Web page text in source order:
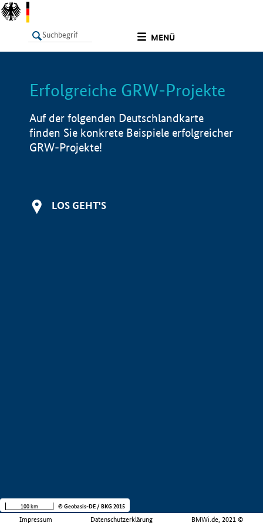
MENÜ
LISTE Info
Erfolgreiche GRW-Projekte
Auf der folgenden Deutschlandkarte
finden Sie konkrete Beispiele erfolgreicher
GRW-Projekte!
LOS GEHT'S
Impressum Datenschutzerklärung BMWi.de, 2021 ©
100 km © Geobasis-DE / BKG 2015